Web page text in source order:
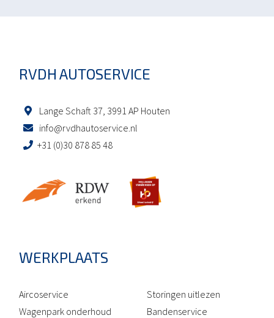
RVDH AUTOSERVICE
Lange Schaft 37, 3991 AP Houten
info@rvdhautoservice.nl
+31 (0)30 878 85 48
WERKPLAATS
Aircoservice
Wagenpark onderhoud
Storingen uitlezen
Bandenservice